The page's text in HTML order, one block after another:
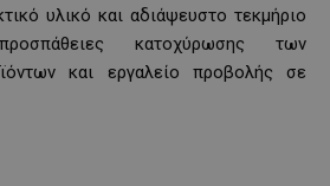
υλικό και αδιάψευστο τεκμήριο
κατοχύρωσης των
και εργαλείο προβολής σε